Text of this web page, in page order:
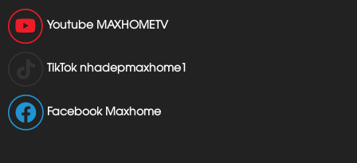
Youtube MAXHOMETV
TikTok nhadepmaxhome1
Facebook Maxhome